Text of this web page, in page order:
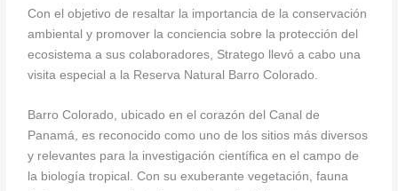
Con el objetivo de resaltar la importancia de la conservación
ambiental y promover la conciencia sobre la protección del
ecosistema a sus colaboradores, Stratego llevó a cabo una
visita especial a la Reserva Natural Barro Colorado.
Barro Colorado, ubicado en el corazón del Canal de
Panamá, es reconocido como uno de los sitios más diversos
y relevantes para la investigación científica en el campo de
la biología tropical. Con su exuberante vegetación, fauna